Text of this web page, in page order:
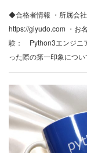
◆合格者情報 ・所属会
https://giyudo.com ・お
験： Python3エンジニ
った際の第一印象につ